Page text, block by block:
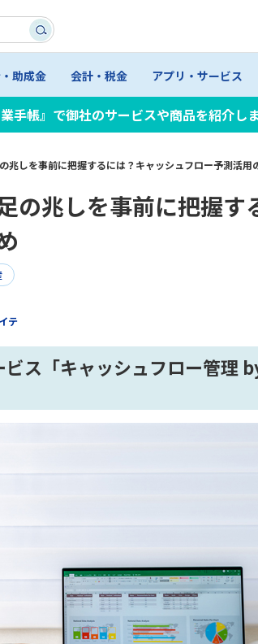
助成金 会計・税金 アプリ・サービス
業手帳』で御社のサービスや商品を紹介し
兆しを事前に把握するには？キャッシュフロー予測活用
の兆しを事前に把握す
テ
ス「キャッシュフロー管理